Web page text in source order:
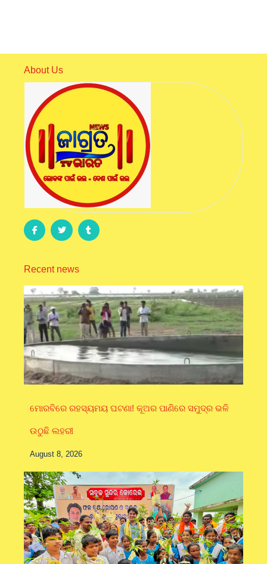
About Us
Recent news
ମୋରବିରେ ରହସ୍ୟମୟ ଘଟଣା! କୂଅର ପାଣିରେ ସମୁଦ୍ର ଭଳି
ଉଠୁଛି ଲହରୀ
August 8, 2026